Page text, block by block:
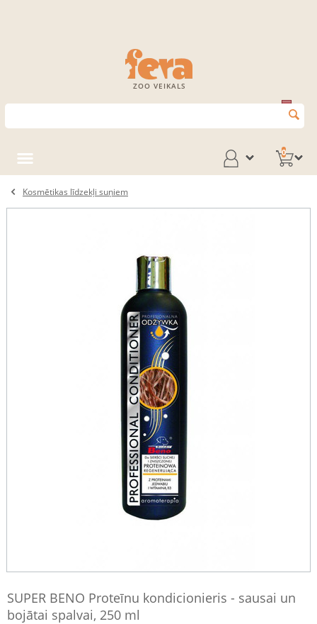
ZOO VEIKALS
0
Kosmētikas līdzekļi suņiem
SUPER BENO Proteīnu kondicionieris - sausai un
bojātai spalvai, 250 ml